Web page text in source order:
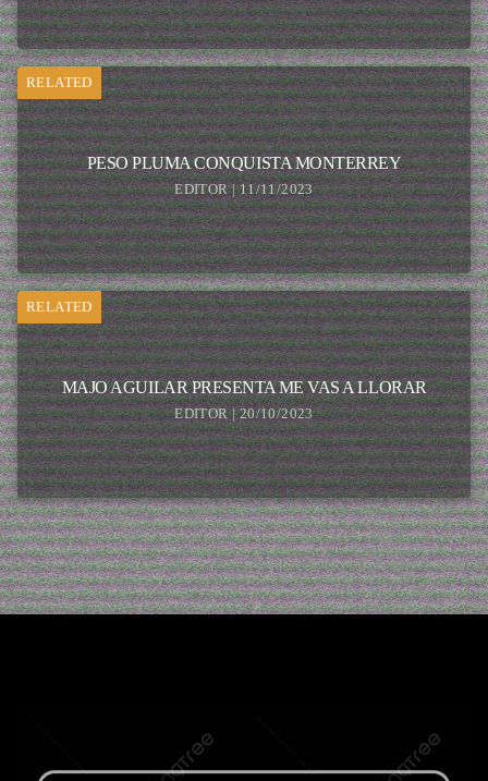
RELATED
PESO PLUMA CONQUISTA MONTERREY
EDITOR | 11/11/2023
RELATED
MAJO AGUILAR PRESENTA ME VAS A LLORAR
EDITOR | 20/10/2023